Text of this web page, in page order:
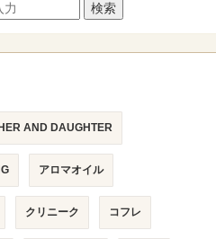
検索
AND DAUGHTER
アロマオイル
クリニーク コフレ